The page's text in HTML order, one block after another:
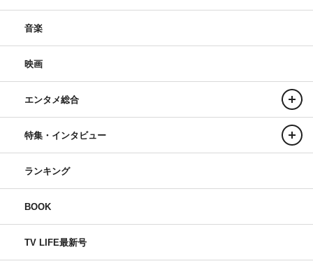
音楽
映画
エンタメ総合
特集・インタビュー
ランキング
BOOK
TV LIFE最新号